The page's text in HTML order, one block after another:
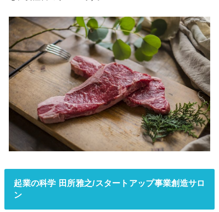
起業の科学 田所雅之/スタートアップ事業創造サロ
ン